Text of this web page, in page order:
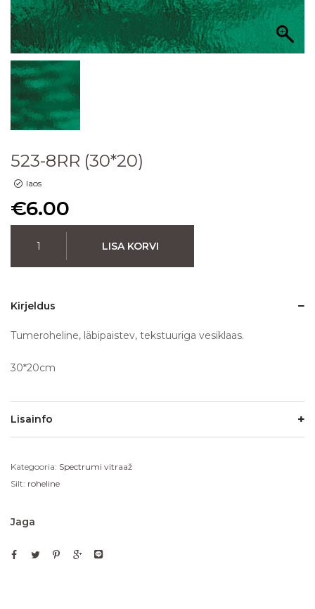
523-8RR (30*20)
laos
€6.00
LISA KORVI
Kirjeldus
Tumeroheline, läbipaistev, tekstuuriga vesiklaas.
30*20cm
Lisainfo
Kategooria: Spectrumi vitraaž
Silt: roheline
Jaga